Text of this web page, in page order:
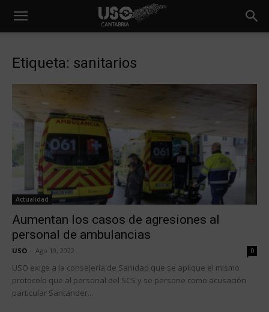
Etiqueta: sanitarios
Actualidad
Aumentan los casos de agresiones al
personal de ambulancias
USO Ago 19, 2022 0
USO exige a la consejería de Sanidad que se aplique el mismo
protocolo que al personal del SCS y se persone como acusación
particular Santander...